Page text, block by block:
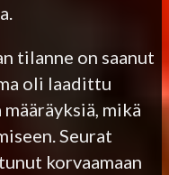
tilanne on saanut
oli laadittu
mikä
Seurat
korvaamaan